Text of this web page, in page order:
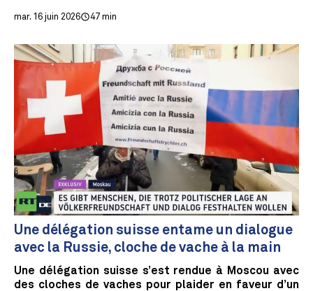
mar. 16 juin 2026 47 min
Une délégation suisse entame un dialogue
avec la Russie, cloche de vache à la main
Une délégation suisse s’est rendue à Moscou avec
des cloches de vaches pour plaider en faveur d’un